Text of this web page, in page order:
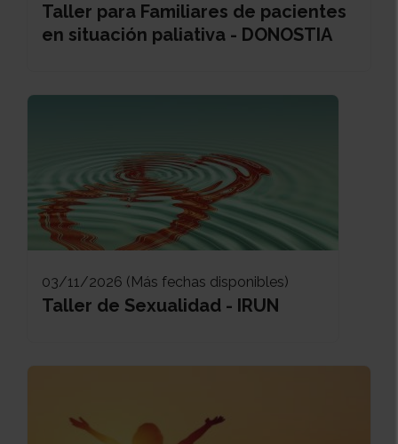
Taller para Familiares de pacientes
en situación paliativa - DONOSTIA
03/11/2026 (Más fechas disponibles)
Taller de Sexualidad - IRUN